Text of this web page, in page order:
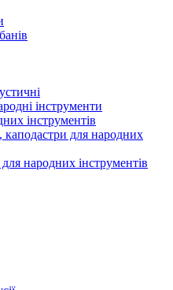
інструменти
інструментів
для народних
народних інструментів